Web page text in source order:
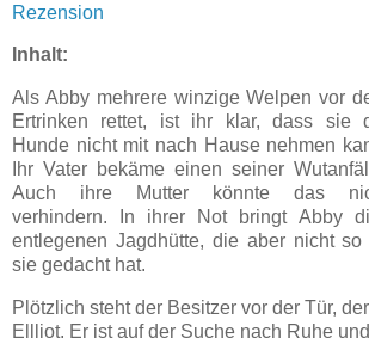
Rezension
Inhalt:
Als Abby mehrere winzige Welpen vor
Ertrinken rettet, ist ihr klar, dass sie
Hunde nicht mit nach Hause nehmen
Ihr Vater bekäme einen seiner
Auch ihre Mutter könnte das
verhindern. In ihrer Not bringt Abby
entlegenen Jagdhütte, die aber nicht
sie gedacht hat.
Plötzlich steht der Besitzer vor der Tür,
Ellliot. Er ist auf der Suche nach Ruhe